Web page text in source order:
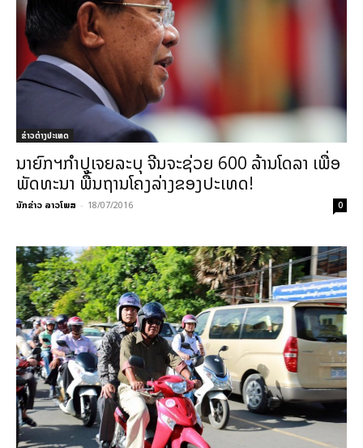
ຂ່າວຕ່າງປະເທດ
ນາຍົກຯກຳປູເຈຍລະບຸ ຈີນຈະຊ່ວຍ 600 ລ້ານໂດລາ ເພື່ອ
ພັດທະນາ ພື້ນຖານໂຄງລ່າງຂອງປະເທດ!
ນັກຂ່າວ ລາວໂພສ - 18/07/2016 0